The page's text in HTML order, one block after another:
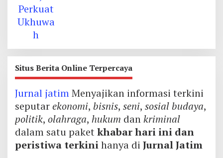
Situs Berita Online Terpercaya
Jurnal jatimMenyajikan informasi terkini
seputarekonomi, bisnis, seni, sosial budaya,
politik, olahraga, hukum dankriminal
dalam satu paketkhabar hari ini dan
peristiwa terkinihanya di Jurnal Jatim